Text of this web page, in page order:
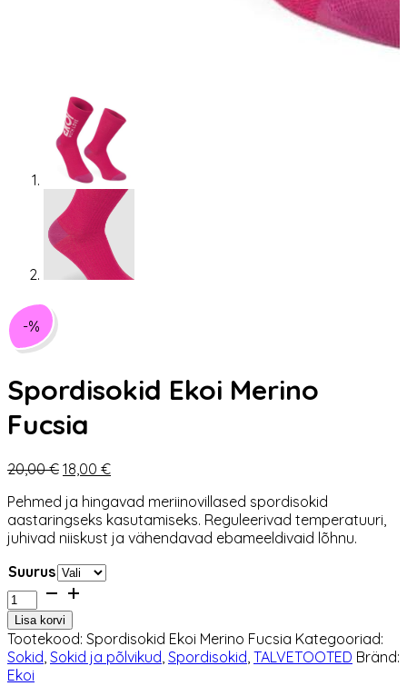
-%
Spordisokid Ekoi Merino
Fucsia
20,00€ Algne
oli:
20,00 €.
18,00 €Praegune
on:
18,00 €.
Pehmed ja hingavad meriinovillased spordisokid
aastaringseks kasutamiseks. Reguleerivad temperatuuri,
juhivad niiskust ja vähendavad ebameeldivaid lõhnu.
Suurus
Spordisokid
Ekoi
Merino
Fucsia
kogus
Lisa korvi
Tootekood: Spordisokid Ekoi Merino Fucsia Kategooriad:
Sokid, Sokid ja põlvikud, Spordisokid, TALVETOOTED Bränd:
Ekoi